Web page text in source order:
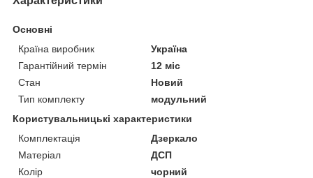
Основні
Країна виробник
Україна
Гарантійний термін
12 міс
Стан
Новий
Тип комплекту
модульний
Користувальницькі характеристики
Комплектація
Дзеркало
Матеріал
ДСП
Колір
чорний